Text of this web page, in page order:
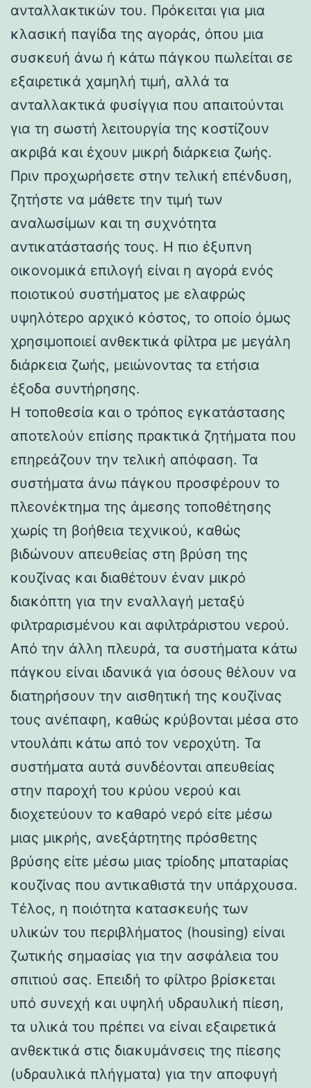
ανταλλακτικών του. Πρόκειται για μια
κλασική παγίδα της αγοράς, όπου μια
συσκευή άνω ή κάτω πάγκου πωλείται σε
εξαιρετικά χαμηλή τιμή, αλλά τα
ανταλλακτικά φυσίγγια που απαιτούνται
για τη σωστή λειτουργία της κοστίζουν
ακριβά και έχουν μικρή διάρκεια ζωής.
Πριν προχωρήσετε στην τελική επένδυση,
ζητήστε να μάθετε την τιμή των
αναλωσίμων και τη συχνότητα
αντικατάστασής τους. Η πιο έξυπνη
οικονομικά επιλογή είναι η αγορά ενός
ποιοτικού συστήματος με ελαφρώς
υψηλότερο αρχικό κόστος, το οποίο όμως
χρησιμοποιεί ανθεκτικά φίλτρα με μεγάλη
διάρκεια ζωής, μειώνοντας τα ετήσια
έξοδα συντήρησης.
Η τοποθεσία και ο τρόπος εγκατάστασης
αποτελούν επίσης πρακτικά ζητήματα που
επηρεάζουν την τελική απόφαση. Τα
συστήματα άνω πάγκου προσφέρουν το
πλεονέκτημα της άμεσης τοποθέτησης
χωρίς τη βοήθεια τεχνικού, καθώς
βιδώνουν απευθείας στη βρύση της
κουζίνας και διαθέτουν έναν μικρό
διακόπτη για την εναλλαγή μεταξύ
φιλτραρισμένου και αφιλτράριστου νερού.
Από την άλλη πλευρά, τα συστήματα κάτω
πάγκου είναι ιδανικά για όσους θέλουν να
διατηρήσουν την αισθητική της κουζίνας
τους ανέπαφη, καθώς κρύβονται μέσα στο
ντουλάπι κάτω από τον νεροχύτη. Τα
συστήματα αυτά συνδέονται απευθείας
στην παροχή του κρύου νερού και
διοχετεύουν το καθαρό νερό είτε μέσω
μιας μικρής, ανεξάρτητης πρόσθετης
βρύσης είτε μέσω μιας τρίοδης μπαταρίας
κουζίνας που αντικαθιστά την υπάρχουσα.
Τέλος, η ποιότητα κατασκευής των
υλικών του περιβλήματος (housing) είναι
ζωτικής σημασίας για την ασφάλεια του
σπιτιού σας. Επειδή το φίλτρο βρίσκεται
υπό συνεχή και υψηλή υδραυλική πίεση,
τα υλικά του πρέπει να είναι εξαιρετικά
ανθεκτικά στις διακυμάνσεις της πίεσης
(υδραυλικά πλήγματα) για την αποφυγή